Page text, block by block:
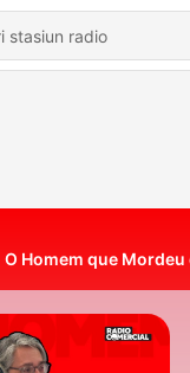
O Homem que Mordeu